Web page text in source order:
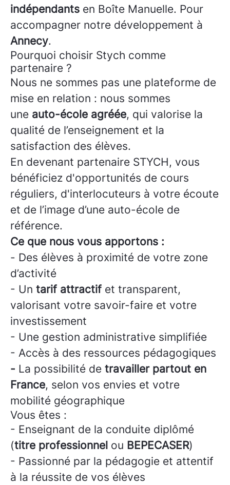
indépendants en Boîte Manuelle. Pour
accompagner notre développement à
Annecy.
Pourquoi choisir Stych comme
partenaire ?
Nous ne sommes pas une plateforme de
mise en relation : nous sommes
une auto-école agréée, qui valorise la
qualité de l’enseignement et la
satisfaction des élèves.
En devenant partenaire STYCH, vous
bénéficiez d'opportunités de cours
réguliers, d'interlocuteurs à votre écoute
et de l’image d’une auto-école de
référence.
Ce que nous vous apportons :
- Des élèves à proximité de votre zone
d’activité
- Un tarif attractif et transparent,
valorisant votre savoir-faire et votre
investissement
- Une gestion administrative simplifiée
- Accès à des ressources pédagogiques
- La possibilité de travailler partout en
France, selon vos envies et votre
mobilité géographique
Vous êtes :
- Enseignant de la conduite diplômé
(titre professionnel ou BEPECASER)
- Passionné par la pédagogie et attentif
à la réussite de vos élèves